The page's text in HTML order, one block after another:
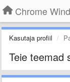
Chrome
Kasutaja profiil
Teie teemad